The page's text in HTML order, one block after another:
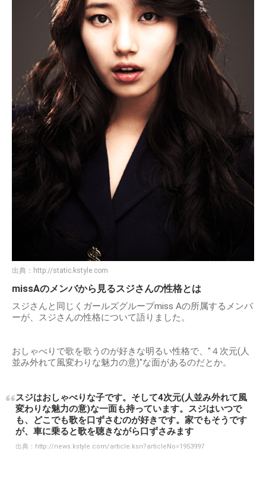
出典： http://static.kstyle.com
missAのメンバから見るスジさんの性格とは
スジさんと同じくガールズグループmiss Aの所属するメンバ
ーが、スジさんの性格について語りました。
おしゃべりで歌を歌うのが好きな明るい性格で、"４次元(人
並み外れて風変わりな魅力の意)"な面があるのだとか。
スジはおしゃべりな子です。そして4次元(人並み外れて風
変わりな魅力の意)な一面も持っています。スジはいつで
も、どこでも歌を口ずさむのが好きです。家でもそうです
が、車に乗ると歌を聴きながら口ずさみます
出典： http://news.kstyle.com/article.ksn?articleNo=1953997